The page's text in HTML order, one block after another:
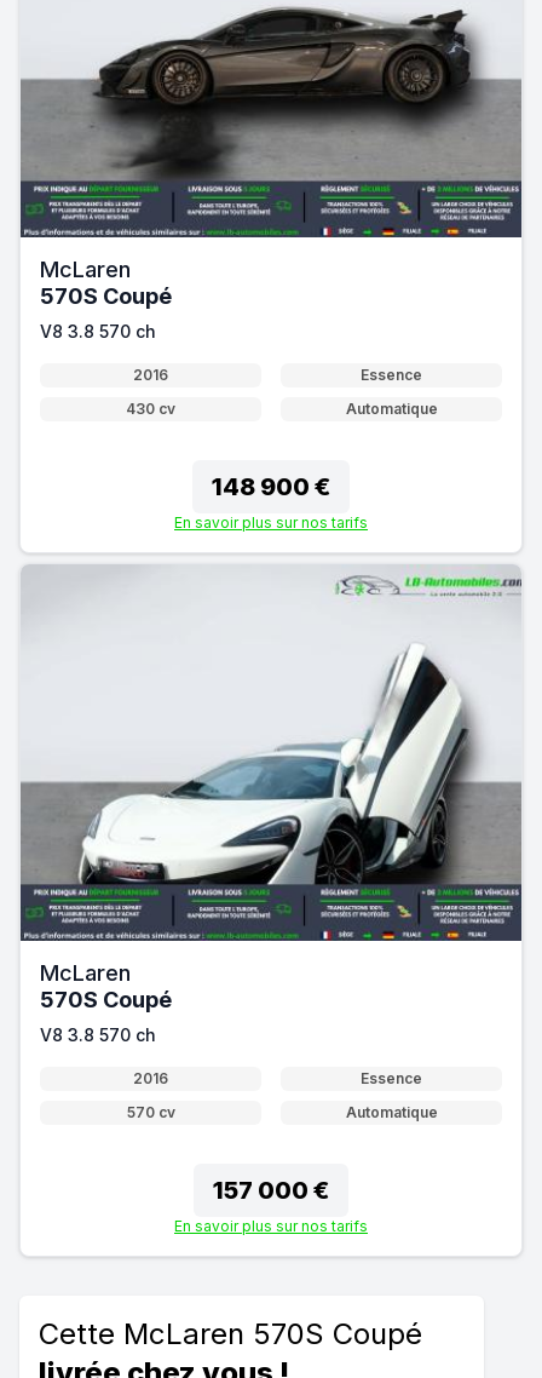
McLaren
570S Coupé
V8 3.8 570 ch
2016
Essence
430 cv
Automatique
148 900 €
En savoir plus sur nos tarifs
McLaren
570S Coupé
V8 3.8 570 ch
2016
Essence
570 cv
Automatique
157 000 €
En savoir plus sur nos tarifs
Cette McLaren 570S Coupé